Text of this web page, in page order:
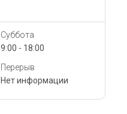
Суббота
9:00 - 18:00
Перерыв
Нет информации